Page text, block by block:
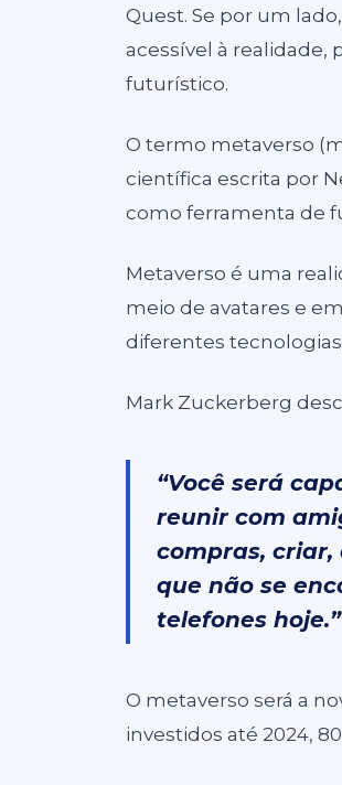
Quest. Se por um
acessível à
futurístico.
O termo metaverso
científica escrita por
como ferramenta de
Metaverso é uma
meio de avatares e
diferentes
Mark Zuckerberg
“Você será
reunir com
compras,
que não se
telefones hoje.”
O metaverso será a
investidos até 2024,